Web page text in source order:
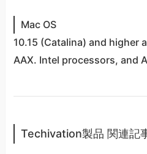
Mac OS
10.15 (Catalina) and higher
AAX. Intel processors, and
Techivation製品 関連記